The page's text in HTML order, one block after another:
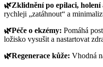
🌿Zklidnění po epilaci, holení
rychleji „zatáhnout“ a
🌿Péče o ekzémy: Pomáhá
ložisko vysušit a nastartovat
🌿Regenerace kůže: Vhodná